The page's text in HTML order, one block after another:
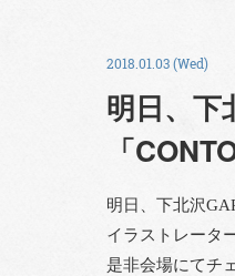
2018.01.03 (Wed)
明日、下
「
明日、下北沢
イラストレータ
是非会場にてチ